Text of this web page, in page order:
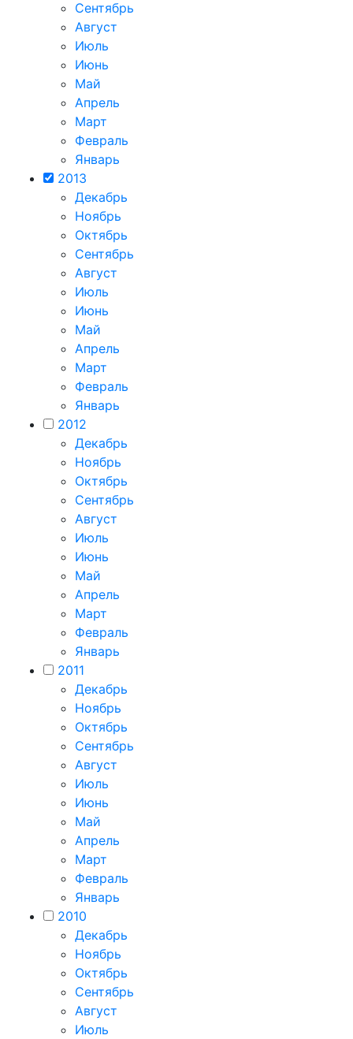
Сентябрь
Август
Июль
Июнь
Май
Апрель
Март
Февраль
Январь
2013
Декабрь
Ноябрь
Октябрь
Сентябрь
Август
Июль
Июнь
Май
Апрель
Март
Февраль
Январь
2012
Декабрь
Ноябрь
Октябрь
Сентябрь
Август
Июль
Июнь
Май
Апрель
Март
Февраль
Январь
2011
Декабрь
Ноябрь
Октябрь
Сентябрь
Август
Июль
Июнь
Май
Апрель
Март
Февраль
Январь
2010
Декабрь
Ноябрь
Октябрь
Сентябрь
Август
Июль